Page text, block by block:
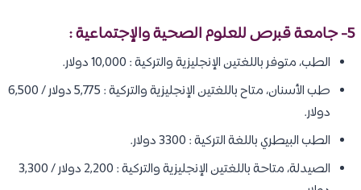
5- جامعة قبرص للعلوم الصحية والإجتماعية :
الطب، متوفر باللغتين الإنجليزية والتركية : 10,000 دولار.
طب الأسنان، متاح باللغتين الإنجليزية والتركية : 5,775 دولار / 6,500
دولار.
الطب البيطري باللغة التركية : 3300 دولار.
الصيدلة، متاحة باللغتين الإنجليزية والتركية : 2,200 دولار / 3,300